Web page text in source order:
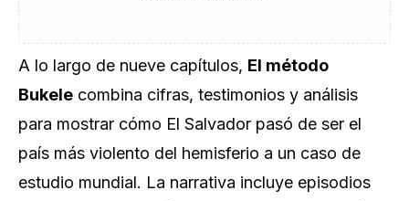
A lo largo de nueve capítulos, El método
Bukele combina cifras, testimonios y análisis
para mostrar cómo El Salvador pasó de ser el
país más violento del hemisferio a un caso de
estudio mundial. La narrativa incluye episodios